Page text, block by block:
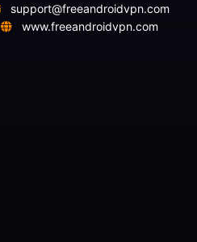
support@freeandroidvpn.com
www.freeandroidvpn.com